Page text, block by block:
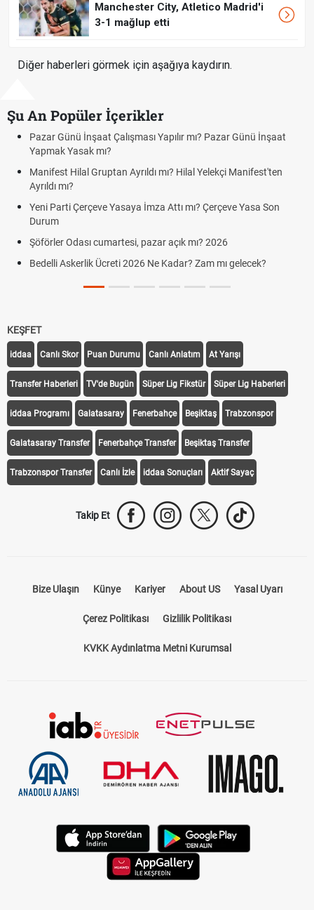
Manchester City, Atletico Madrid'i
3-1 mağlup etti
Diğer haberleri görmek için aşağıya kaydırın.
Şu An Popüler İçerikler
mı? Pazar Günü İnşaat
Hilal Yelekçi Manifest'ten
mı? Çerçeve Yasa Son
mı? 2026
Zam mı gelecek?
Bedelli askerlik çarşı izni var mı?
cumartesi-pazar günü kaça kadar
Cumartesi ve Pazar Detayı
Cumartesi çalışma saatleri!
Hazırlık Maçı ve Dostluk Maçı
KEŞFET
iddaa Canlı Skor Puan Durumu Canlı Anlatım At Yarışı
Transfer Haberleri TV'de Bugün Süper Lig Fikstür Süper Lig Haberleri
iddaa Programı Galatasaray Fenerbahçe Beşiktaş Trabzonspor
Galatasaray Transfer Fenerbahçe Transfer Beşiktaş Transfer
Trabzonspor Transfer Canlı İzle iddaa Sonuçları Aktif Sayaç
Takip Et
Bize Ulaşın Künye Kariyer About US Yasal Uyarı
Çerez Politikası Gizlilik Politikası
KVKK Aydınlatma Metni Kurumsal